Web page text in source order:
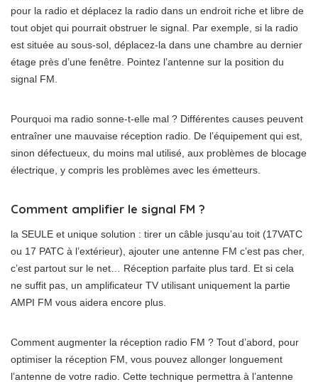
pour la radio et déplacez la radio dans un endroit riche et libre de
tout objet qui pourrait obstruer le signal. Par exemple, si la radio
est située au sous-sol, déplacez-la dans une chambre au dernier
étage près d’une fenêtre. Pointez l’antenne sur la position du
signal FM.
Pourquoi ma radio sonne-t-elle mal ? Différentes causes peuvent
entraîner une mauvaise réception radio. De l’équipement qui est,
sinon défectueux, du moins mal utilisé, aux problèmes de blocage
électrique, y compris les problèmes avec les émetteurs.
Comment amplifier le signal FM ?
la SEULE et unique solution : tirer un câble jusqu’au toit (17VATC
ou 17 PATC à l’extérieur), ajouter une antenne FM c’est pas cher,
c’est partout sur le net… Réception parfaite plus tard. Et si cela
ne suffit pas, un amplificateur TV utilisant uniquement la partie
AMPI FM vous aidera encore plus.
Comment augmenter la réception radio FM ? Tout d’abord, pour
optimiser la réception FM, vous pouvez allonger longuement
l’antenne de votre radio. Cette technique permettra à l’antenne